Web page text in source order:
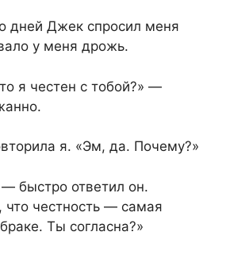
дней Джек спросил меня
у меня дрожь.
я честен с тобой?» —
я. «Эм, да. Почему?»
быстро ответил он.
честность — самая
Ты согласна?»